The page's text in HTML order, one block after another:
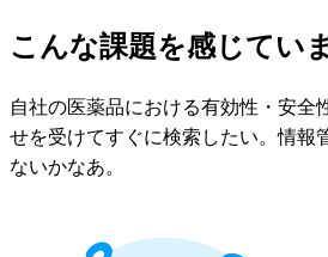
こんな課題を感じてい
自社の医薬品における有効性・安全
せを受けてすぐに検索したい。情報
ないかなあ。